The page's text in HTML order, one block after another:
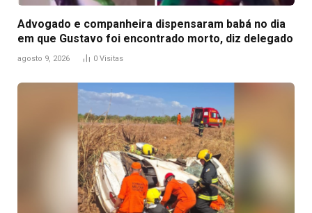
Advogado e companheira dispensaram babá no dia
em que Gustavo foi encontrado morto, diz delegado
agosto 9, 2026 0 Visitas